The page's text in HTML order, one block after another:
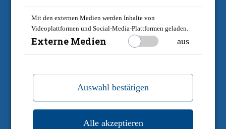
Mit den externen Medien werden Inhalte von
Videoplattformen und Social-Media-Plattformen geladen.
Externe Medien aus
Auswahl bestätigen
Alle akzeptieren